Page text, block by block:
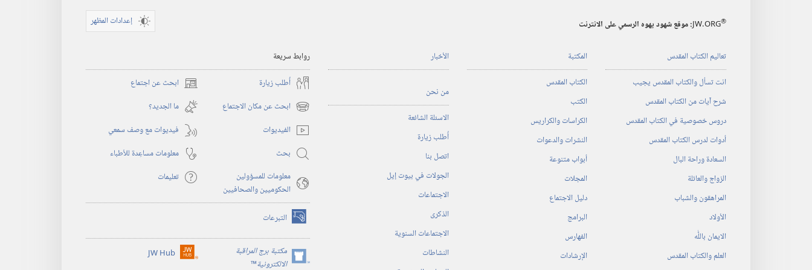
JW.ORG® :‏ موقع شهود يهوه الرسمي على الانترنت إعدادات المظهر
تعاليم الكتاب المقدس
انت تسأل والكتاب المقدس يجيب
شرح آيات من الكتاب المقدس
دروس خصوصية في الكتاب المقدس
أدوات لدرس الكتاب المقدس
السعادة وراحة البال
الزواج والعائلة
المراهقون والشباب
الأولاد
الايمان باللّٰه
العلم والكتاب المقدس
المكتبة
الكتاب المقدس
الكتب
الكراسات والكراريس
النشرات والدعوات
أبواب متنوعة
المجلات
دليل الاجتماع
البرامج
الفهارس
الإرشادات
الأخبار
من نحن
الاسئلة الشائعة
أُطلب زيارة
اتصل بنا
الجولات في بيوت إيل
الاجتماعات
الذكرى
الاجتماعات السنوية
النشاطات
روابط سريعة
أُطلب زيارة
ابحث عن اجتماع (يفتح
نافذة
جديدة)
ابحث عن مكان الاجتماع (يفتح
نافذة
جديدة)
ما الجديد؟‏
الفيديوات
فيديوات مع وصف سمعي
بحث
معلومات مساعِدة للأطباء
معلومات للمسؤولين
الحكوميين والصحافيين
تعليمات
التبرعات (يفتح
نافذة
جديدة) مكتبة برج المراقبة
الالكترونية™ (يفتح
JW Hub (يفتح